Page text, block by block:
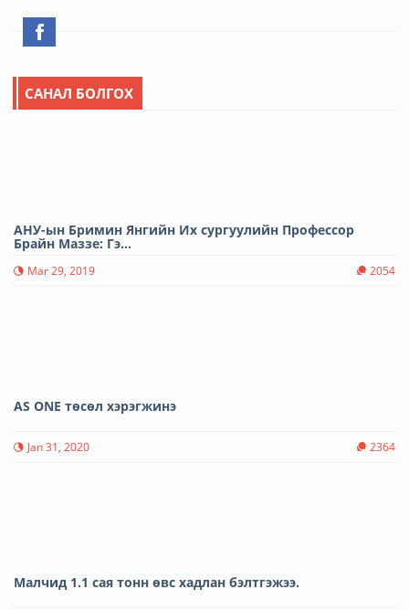
САНАЛ БОЛГОХ
АНУ-ын Бримин Янгийн Их сургуулийн Профессор
Брайн Маззе: Гэ...
Mar 29, 2019 2054
AS ONE төсөл хэрэгжинэ
Jan 31, 2020 2364
Малчид 1.1 сая тонн өвс хадлан бэлтгэжээ.